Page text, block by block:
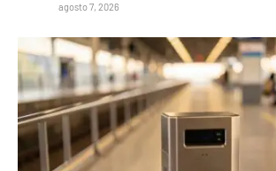
agosto 7, 2026